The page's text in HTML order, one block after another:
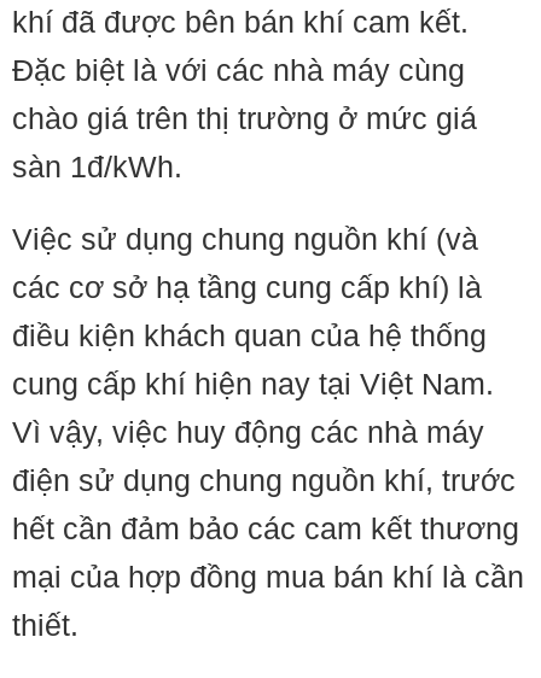
khí đã được bên bán khí cam kết.
Đặc biệt là với các nhà máy cùng
chào giá trên thị trường ở mức giá
sàn 1đ/kWh.
​Việc sử dụng chung nguồn khí (và
các cơ sở hạ tầng cung cấp khí) là
điều kiện khách quan của hệ thống
cung cấp khí hiện nay tại Việt Nam.
Vì vậy, việc huy động các nhà máy
điện sử dụng chung nguồn khí, trước
hết cần đảm bảo các cam kết thương
mại của hợp đồng mua bán khí là cần
thiết.